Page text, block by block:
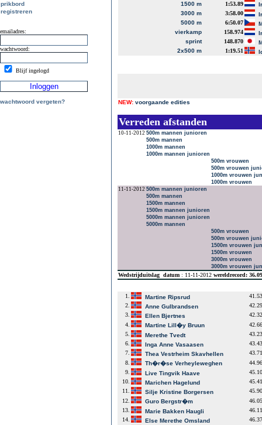
prikbord
registreren
emailadres:
wachtwoord:
Blijf ingelogd
wachtwoord vergeten?
1500 m
1:53.89
3000 m
3:58.00
5000 m
6:50.07
vierkamp
158.974
sprint
148.870
2x500 m
1:19.51
NEW: voorgaande edities
Verreden afstanden
10-11-2012 500m mannen junioren
500m mannen
1000m mannen
1000m mannen junioren
500m vrouwen
500m vrouwen
1000m vrouwen
1000m vrouwen
11-11-2012 500m mannen junioren
500m mannen
1500m mannen
1500m mannen junioren
5000m mannen junioren
5000m mannen
500m vrouwen
500m vrouwen
1500m vrouwen
1500m vrouwen
3000m vrouwen
3000m vrouwen
Wedstrijduitslag datum : 11-11-2012 wereldrecord:
1. Martine Ripsrud
41.53
2.
Anne Gulbrandsen
42.29
3.
Ellen Bjertnes
42.32
4.
Martine Lill�y Bruun
42.66
5.
Merethe Tvedt
43.23
6.
Inga Anne Vasaasen
43.43
7.
Thea Vestrheim Skavhellen
43.71
8.
Th�r�se Verheyleweghen
44.96
9.
Live Tingvik Haave
45.10
10.
Marichen Hagelund
45.41
11.
Silje Kristine Borgersen
45.90
12.
Guro Bergstr�m
46.05
13.
Marie Bakken Haugli
46.11
14.
Else Merethe Omsland
46.37